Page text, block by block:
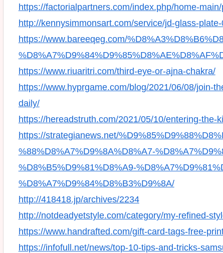
https://factorialpartners.com/index.php/home-
http://kennysimmonsart.com/service/jd-glass-
https://www.bareeqeg.com/
https://www.riuaritri.com/third-eye-or-ajna-chakra/
https://www.hyprgame.com/blog/2021/06/08/join-
daily/
https://hereadstruth.com/2021/05/10/entering-the-
https://strategianews.net/
%88%D8%A7%D9%8A%D8%A7-
%D8%B5%D9%81%D8%A9-
%D8%A7%D9%84%D8%B3%D9%8A/
http://418418.jp/archives/2234
http://notdeadyetstyle.com/category/my-refined-
https://www.handrafted.com/gift-card-tags-free-
https://infofull.net/news/top-10-tips-and-tricks-